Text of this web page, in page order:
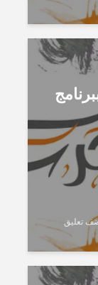
تعليق